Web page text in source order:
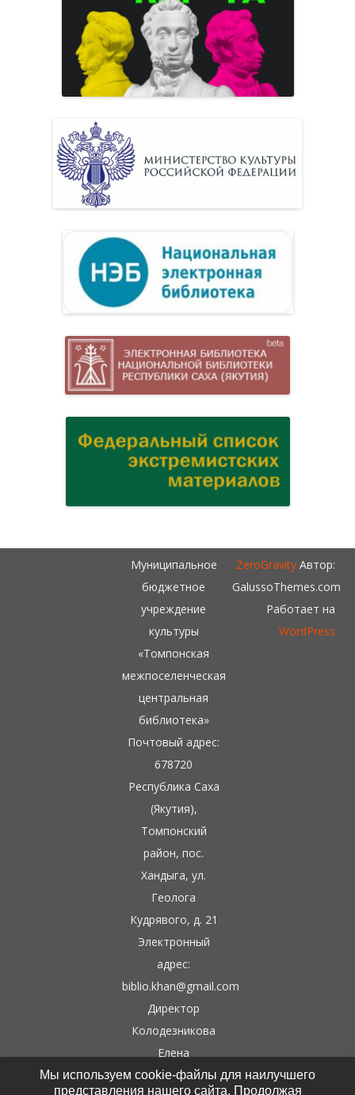
Муниципальное
бюджетное
учреждение
культуры
«Томпонская
межпоселенческая
центральная
библиотека»
Почтовый адрес:
678720
Республика Саха
(Якутия),
Томпонский
район, пос.
Хандыга, ул.
Геолога
Кудрявого, д. 21
Электронный
адрес:
biblio.khan@gmail.com
Директор
Колодезникова
Елена
Гаврильевна
ZeroGravityАвтор:
GalussoThemes.com
Работает на
WordPress
Мы используем cookie-файлы для наилучшего
представления нашего сайта. Продолжая